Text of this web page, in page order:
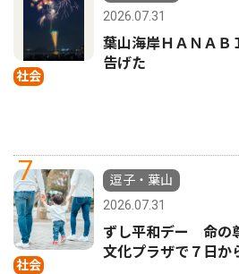
社会
2026.07.31
葉山海岸ＨＡＮＡ
告げた
7
社会
逗子・葉山
2026.07.31
ずし平和デー 命の
文化プラザで７日か